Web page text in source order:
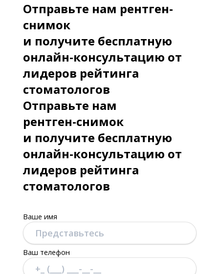
Отправьте нам рентген-
снимок
и получите бесплатную
онлайн-консультацию от
лидеров рейтинга
стоматологов
Отправьте нам
рентген-снимок
и получите бесплатную
онлайн-консультацию от
лидеров рейтинга
стоматологов
Ваше имя
Ваш телефон